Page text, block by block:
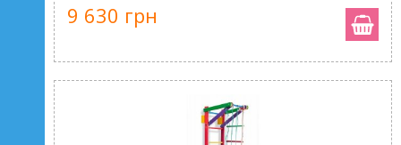
9 630 грн